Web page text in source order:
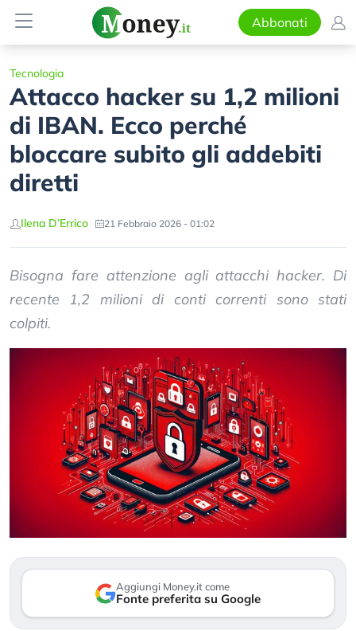
Abbonati
Tecnologia
Attacco hacker su 1,2 milioni
di IBAN. Ecco perché
bloccare subito gli addebiti
diretti
Ilena D’Errico 21 Febbraio 2026 - 01:02
Bisogna fare attenzione agli attacchi hacker. Di
recente 1,2 milioni di conti correnti sono stati
colpiti.
Aggiungi Money.it come
Fonte preferita su Google